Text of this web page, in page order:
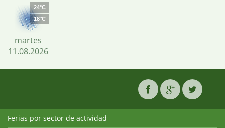
24°C
18°C
martes
11.08.2026
Ferias por sector de actividad